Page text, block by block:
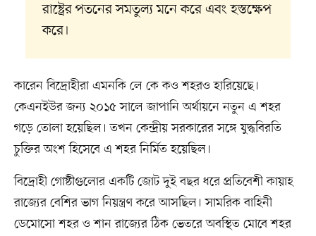
রাষ্ট্রের পতনের সমতুল্য মনে করে এবং হস্তক্ষেপ
করে।
কারেন বিদ্রোহীরা এমনকি লে কে কও শহরও হারিয়েছে।
কেএনইউর জন্য ২০১৫ সালে জাপানি অর্থায়নে নতুন এ শহর
গড়ে তোলা হয়েছিল। তখন কেন্দ্রীয় সরকারের সঙ্গে যুদ্ধবিরতি
চুক্তির অংশ হিসেবে এ শহর নির্মিত হয়েছিল।
বিদ্রোহী গোষ্ঠীগুলোর একটি জোট দুই বছর ধরে প্রতিবেশী কায়াহ
রাজ্যের বেশির ভাগ নিয়ন্ত্রণ করে আসছিল। সামরিক বাহিনী
ডেমোসো শহর ও শান রাজ্যের ঠিক ভেতরে অবস্থিত মোবে শহর